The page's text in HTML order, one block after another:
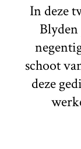
In deze
Blyden
schoot
deze